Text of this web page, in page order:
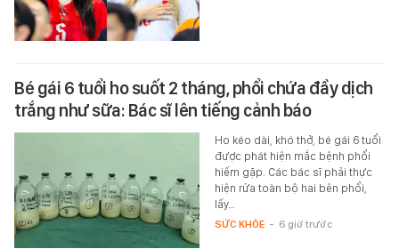
Bé gái 6 tuổi ho suốt 2 tháng, phổi chứa đầy dịch
trắng như sữa: Bác sĩ lên tiếng cảnh báo
Ho kéo dài, khó thở, bé gái 6 tuổi
được phát hiện mắc bệnh phổi
hiếm gặp. Các bác sĩ phải thực
hiện rửa toàn bộ hai bên phổi,
lấy…
SỨC KHỎE - 6 giờ trước